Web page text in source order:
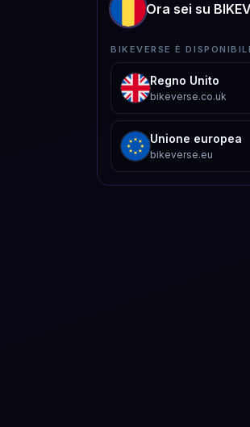
Ora sei su
BIKEVERSE È
Regno Unito
bikeverse.co.uk
Unione europea
bikeverse.eu